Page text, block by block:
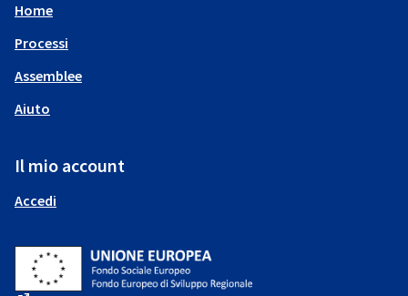
Home
Processi
Assemblee
Aiuto
Il mio account
Accedi